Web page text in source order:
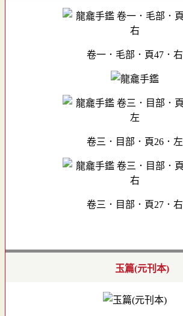
卷一．毛部．頁47．右
卷三．目部．頁26．左
卷三．目部．頁27．右
玉篇(元刊本)